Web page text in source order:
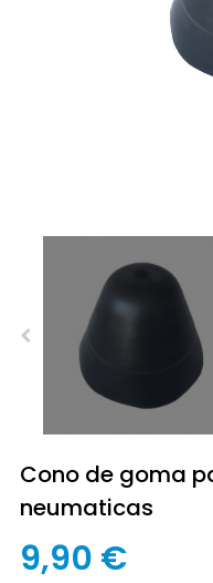
Cono de goma
neumaticas
9,90 €